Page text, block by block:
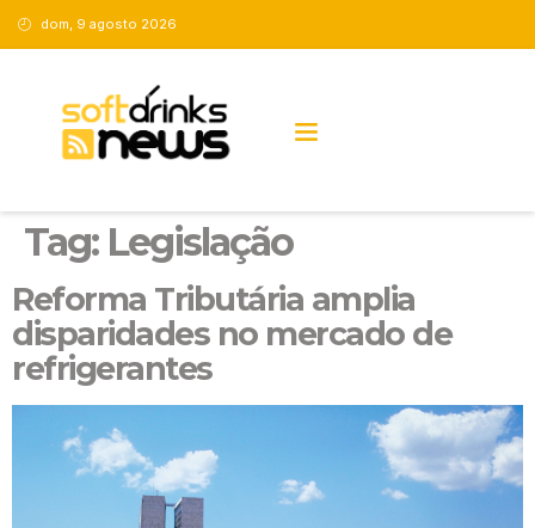
dom, 9 agosto 2026
Tag: Legislação
Reforma Tributária amplia
disparidades no mercado de
refrigerantes